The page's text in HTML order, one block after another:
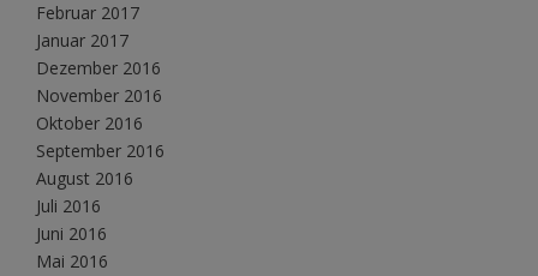
Februar 2017
Januar 2017
Dezember 2016
November 2016
Oktober 2016
September 2016
August 2016
Juli 2016
Juni 2016
Mai 2016